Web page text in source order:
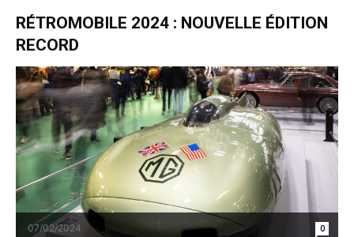
RÉTROMOBILE 2024 : NOUVELLE ÉDITION
RECORD
07/02/2024 0